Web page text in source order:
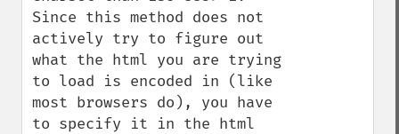
Since this method does not
actively try to figure out
what the html you are trying
to load is encoded in (like
most browsers do), you have
to specify it in the html